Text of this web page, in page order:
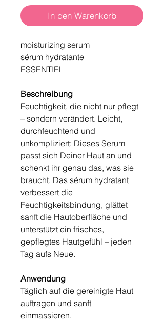
In den Warenkorb
moisturizing serum
sérum hydratante
ESSENTIEL
Beschreibung
Feuchtigkeit, die nicht nur pflegt
– sondern verändert. Leicht,
durchfeuchtend und
unkompliziert: Dieses Serum
passt sich Deiner Haut an und
schenkt ihr genau das, was sie
braucht. Das sérum hydratant
verbessert die
Feuchtigkeitsbindung, glättet
sanft die Hautoberfläche und
unterstützt ein frisches,
gepflegtes Hautgefühl – jeden
Tag aufs Neue.
Anwendung
Täglich auf die gereinigte Haut
auftragen und sanft
einmassieren.